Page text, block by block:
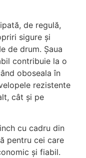
de regulă,
sigure și
de drum. Șaua
contribuie la o
oboseala în
rezistente
cât și pe
cu cadru din
pentru cei care
și fiabil.